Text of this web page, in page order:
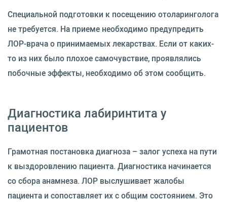
Специальной подготовки к посещению отоларинголога
не требуется. На приеме необходимо предупредить
ЛОР-врача о принимаемых лекарствах. Если от каких-
то из них было плохое самочувствие, проявлялись
побочные эффекты, необходимо об этом сообщить.
Диагностика лабиринтита у
пациентов
Грамотная постановка диагноза – залог успеха на пути
к выздоровлению пациента. Диагностика начинается
со сбора анамнеза. ЛОР выслушивает жалобы
пациента и сопоставляет их с общим состоянием. Это